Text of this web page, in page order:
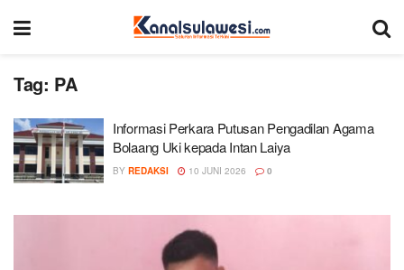
Tag: PA
Informasi Perkara Putusan Pengadilan Agama
Bolaang Uki kepada Intan Laiya
BY REDAKSI 10 JUNI 2026 0